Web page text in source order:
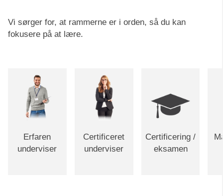
Vi sørger for, at rammerne er i orden, så du kan
fokusere på at lære.
Erfaren
underviser
Certificeret
underviser
Certificering /
eksamen